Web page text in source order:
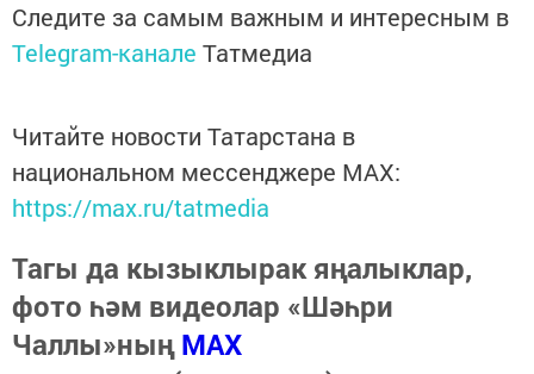
Следите за самым важным и интересным в
Telegram-канале Татмедиа
Читайте новости Татарстана в
национальном мессенджере MАХ:
https://max.ru/tatmedia
Тагы да кызыклырак яңалыклар,
фото һәм видеолар «Шәһри
Чаллы»ныңMAX